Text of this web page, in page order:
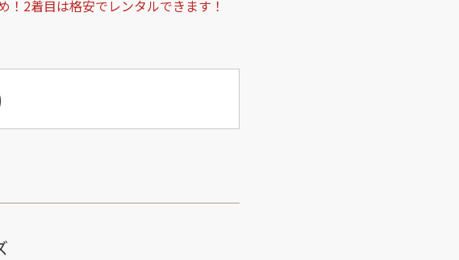
2着目は格安でレンタルできます！